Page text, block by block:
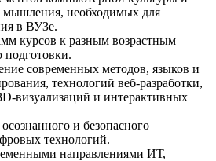
мышления, необходимых для
в ВУЗе.
курсов к разным возрастным
современных методов, языков и
технологий веб-разработки,
D-визуализаций и интерактивных
и безопасного
технологий.
направлениями ИТ,